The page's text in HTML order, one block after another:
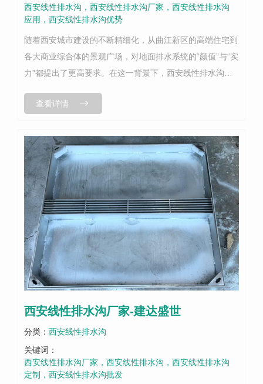
西安线性排水沟，西安线性排水沟厂家，西安线性排水沟
应用，西安线性排水沟优势
随着西安城市建设的不断精细化，从曲江新区的高端住宅到
各大商业综合体的景观广场，对地面排水系统的“颜值”与“实
力”都提出了更高要求。在这一背景下，西安线性排水沟凭
工程与家装项目的优化方案。相...
查看详情
西安线性排水沟厂家-建达盛世
分类： 西安线性排水沟
关键词：
西安线性排水沟厂家，西安线性排水沟，西安线性排水沟
定制，西安线性排水沟批发